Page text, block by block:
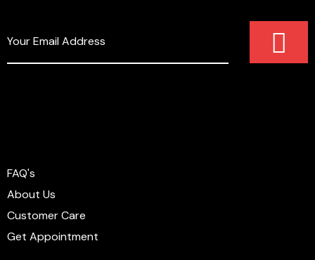
FAQ's
About Us
Customer Care
Get Appointment